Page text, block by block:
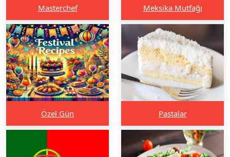
Masterchef Meksika Mutfağı
Özel Gün Pastalar